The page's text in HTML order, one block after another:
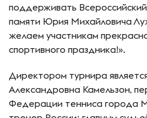
поддерживать
памяти Юрия Михайловича
желаем участникам
спортивного праздника!».
Директором турнира
Александровна Камельзон,
Федерации тенниса города